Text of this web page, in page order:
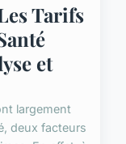
Tarifs
et
largement
deux facteurs